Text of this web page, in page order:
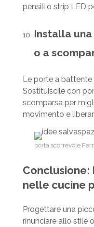
pensili o strip LED
Installa
o a
Le porte a
Sostituiscile con
scomparsa per
movimento e
porta scorrevole
Conclusione:
nelle cucine
Progettare una
rinunciare allo stile